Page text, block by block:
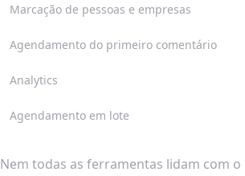
Marcação de pessoas e empresas
Agendamento do primeiro comentário
Analytics
Agendamento em lote
Nem todas as ferramentas lidam com